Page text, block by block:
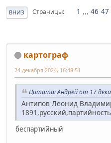
ВНИЗ Страницы 1 ... 46 47
картограф
24 декабря 2024, 16:48:51
Цитата: Андрей от 17
Антипов Леонид
1891,русский,партийность
беспартийный